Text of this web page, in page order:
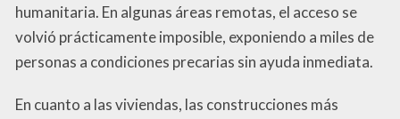
humanitaria. En algunas áreas remotas, el acceso se
volvió prácticamente imposible, exponiendo a miles de
personas a condiciones precarias sin ayuda inmediata.
En cuanto a las viviendas, las construcciones más